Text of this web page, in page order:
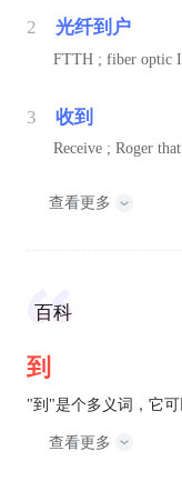
2 光纤到户
FTTH ; fiber optic
3 收到
Receive ; Roger
查看更多
百科
到
"到"是个多义词，它可
查看更多